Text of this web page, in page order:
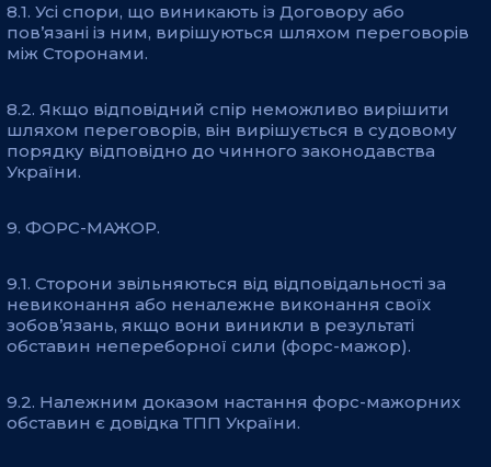
8.1. Усі спори, що виникають із Договору або
пов’язані із ним, вирішуються шляхом переговорів
між Сторонами.
8.2. Якщо відповідний спір неможливо вирішити
шляхом переговорів, він вирішується в судовому
порядку відповідно до чинного законодавства
України.
9. ФОРС-МАЖОР.
9.1. Сторони звільняються від відповідальності за
невиконання або неналежне виконання своїх
зобов’язань, якщо вони виникли в результаті
обставин непереборної сили (форс-мажор).
9.2. Належним доказом настання форс-мажорних
обставин є довідка ТПП України.